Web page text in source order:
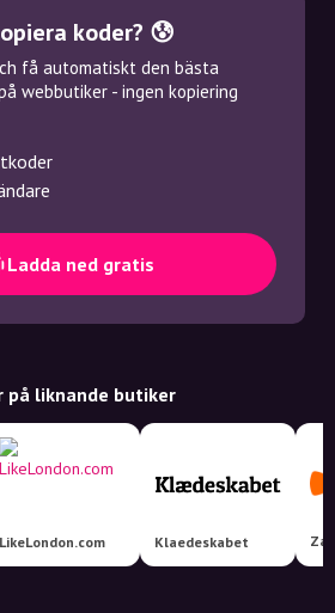
koder? 😰
få automatiskt den bästa
webbutiker - ingen kopiering
Ladda ned gratis
på liknande butiker
LikeLondon.com Klaedeskabet